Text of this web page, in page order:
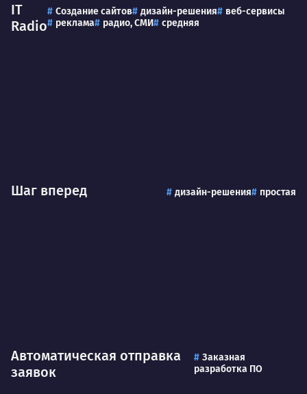
IT
Radio
Создание сайтов дизайн-решения
веб-сервисы
реклама
радио, СМИ средняя
Шаг вперед дизайн-решения простая
Автоматическая отправка
заявок
Заказная
разработка ПО